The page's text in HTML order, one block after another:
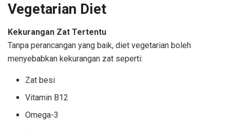
Vegetarian Diet
Kekurangan Zat Tertentu
Tanpa perancangan yang baik, diet vegetarian boleh
menyebabkan kekurangan zat seperti:
Zat besi
Vitamin B12
Omega-3